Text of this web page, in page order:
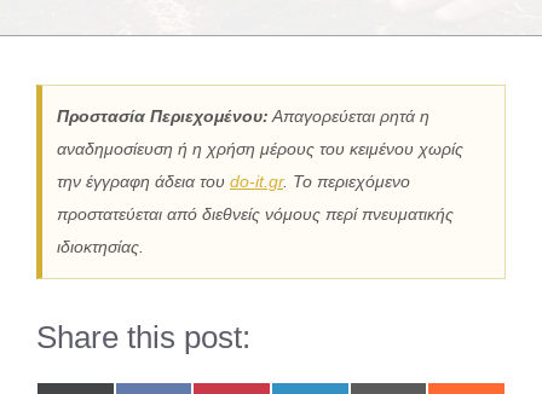
Προστασία Περιεχομένου: Απαγορεύεται ρητά η
αναδημοσίευση ή η χρήση μέρους του κειμένου χωρίς
την έγγραφη άδεια του do-it.gr. Το περιεχόμενο
προστατεύεται από διεθνείς νόμους περί πνευματικής
ιδιοκτησίας.
Share this post: